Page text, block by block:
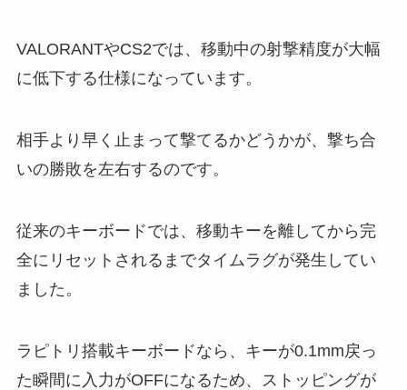
VALORANTやCS2では、移動中の射撃精度が大幅
に低下する仕様になっています。
相手より早く止まって撃てるかどうかが、撃ち合
いの勝敗を左右するのです。
従来のキーボードでは、移動キーを離してから完
全にリセットされるまでタイムラグが発生してい
ました。
ラピトリ搭載キーボードなら、キーが0.1mm戻っ
た瞬間に入力がOFFになるため、ストッピングが